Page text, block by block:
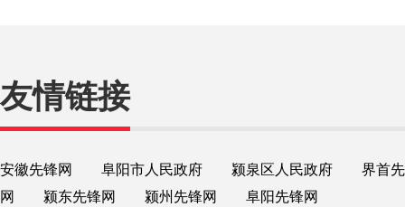
友情链接
安徽先锋网 阜阳市人民政府 颍泉区人民政府
界首
网
颍东先锋网 颍州先锋网 阜阳先锋网